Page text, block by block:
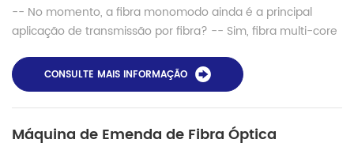
-- No momento, a fibra monomodo ainda é a principal
aplicação de transmissão por fibra? -- Sim, fibra multi-core
relacionados no momento, que ...
CONSULTE MAIS INFORMAÇÃO
Máquina de Emenda de Fibra Óptica